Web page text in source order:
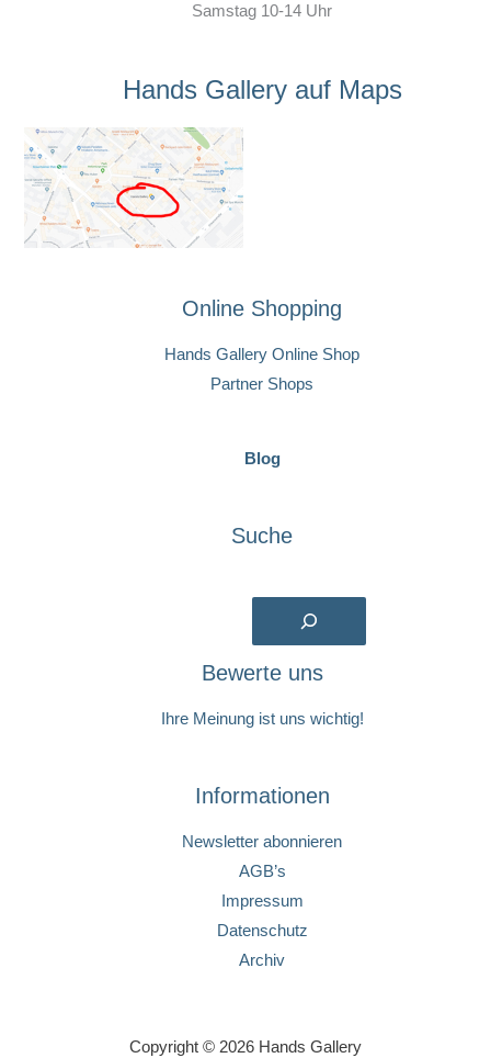
Samstag 10-14 Uhr
Hands Gallery auf Maps
Online Shopping
Hands Gallery Online Shop
Partner Shops
Blog
Suche
Bewerte uns
Ihre Meinung ist uns wichtig!
Informationen
Newsletter abonnieren
AGB’s
Impressum
Datenschutz
Archiv
Copyright © 2026 Hands Gallery